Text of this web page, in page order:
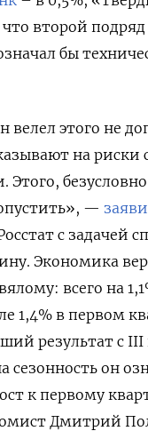
второй подряд
бы
этого не
на риски
Этого,
—
с задачей
Экономика
всего на
1,4% в первом
результат с III
сезонность он
к первому
Дмитрий